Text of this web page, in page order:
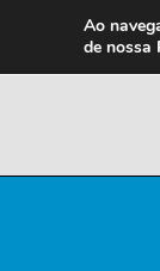
Ao
de nossa